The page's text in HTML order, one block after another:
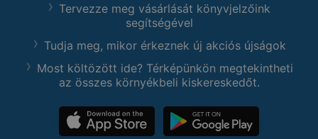
Tervezze meg vásárlását könyvjelzőink
segítségével
Tudja meg, mikor érkeznek új akciós újságok
Most költözött ide? Térképünkön megtekintheti
az összes környékbeli kiskereskedőt.